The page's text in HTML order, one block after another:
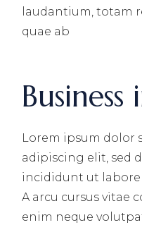
laudantium, totam
quae ab
Lorem ipsum dolor
adipiscing elit, sed
incididunt ut
A arcu cursus vitae
enim neque